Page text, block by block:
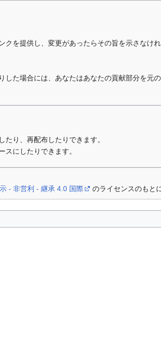
を提供し、変更があったらその旨を示さなけ
た場合には、あなたはあなたの貢献部分を元
り、再配布したりできます。
にしたりできます。
- 非営利 - 継承 4.0 国際 のライセンスのもと